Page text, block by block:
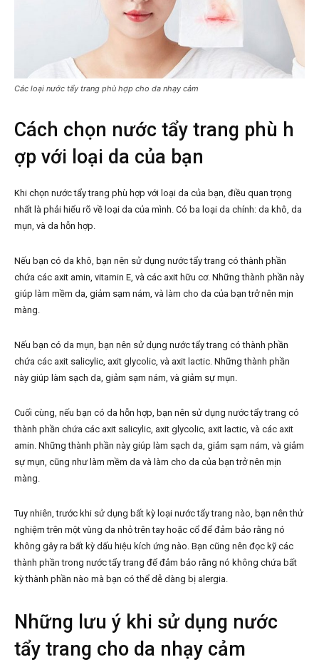
Các loại nước tẩy trang phù hợp cho da nhạy cảm
Cách chọn nước tẩy trang phù h
ợp với loại da của bạn
Khi chọn nước tẩy trang phù hợp với loại da của bạn, điều quan trọng
nhất là phải hiểu rõ về loại da của mình. Có ba loại da chính: da khô, da
mụn, và da hỗn hợp.
Nếu bạn có da khô, bạn nên sử dụng nước tẩy trang có thành phần
chứa các axit amin, vitamin E, và các axit hữu cơ. Những thành phần này
giúp làm mềm da, giảm sạm nám, và làm cho da của bạn trở nên mịn
màng.
Nếu bạn có da mụn, bạn nên sử dụng nước tẩy trang có thành phần
chứa các axit salicylic, axit glycolic, và axit lactic. Những thành phần
này giúp làm sạch da, giảm sạm nám, và giảm sự mụn.
Cuối cùng, nếu bạn có da hỗn hợp, bạn nên sử dụng nước tẩy trang có
thành phần chứa các axit salicylic, axit glycolic, axit lactic, và các axit
amin. Những thành phần này giúp làm sạch da, giảm sạm nám, và giảm
sự mụn, cũng như làm mềm da và làm cho da của bạn trở nên mịn
màng.
Tuy nhiên, trước khi sử dụng bất kỳ loại nước tẩy trang nào, bạn nên thử
nghiệm trên một vùng da nhỏ trên tay hoặc cổ để đảm bảo rằng nó
không gây ra bất kỳ dấu hiệu kích ứng nào. Bạn cũng nên đọc kỹ các
thành phần trong nước tẩy trang để đảm bảo rằng nó không chứa bất
kỳ thành phần nào mà bạn có thể dễ dàng bị alergia.
Những lưu ý khi sử dụng nước
tẩy trang cho da nhạy cảm